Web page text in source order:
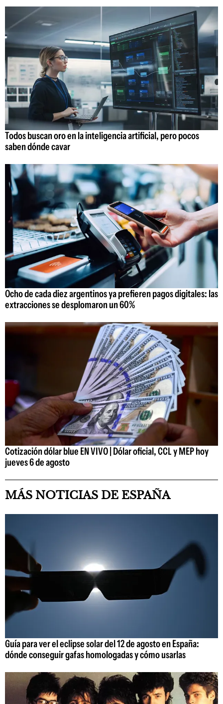
Todos buscan oro en la inteligencia artificial, pero pocos
saben dónde cavar
Ocho de cada diez argentinos ya prefieren pagos digitales: las
extracciones se desplomaron un 60%
Cotización dólar blue EN VIVO | Dólar oficial, CCL y MEP hoy
jueves 6 de agosto
MÁS NOTICIAS DE ESPAÑA
Guía para ver el eclipse solar del 12 de agosto en España:
dónde conseguir gafas homologadas y cómo usarlas